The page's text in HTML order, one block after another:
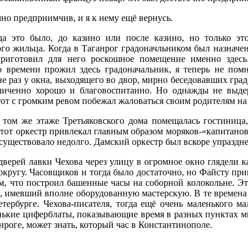
предприимчив, и я к нему ещё вернусь.
это было, до казино или после казино, но только
жильца. Когда в Таганрог градоначльником был
для него роскошное помещение именно
времени прожил здесь градоначальник, я теперь не
раз у окна, выходящего во двор, мирно беседовавших
хорошо и благовоспитанно. Но однажды не
с громким ревом побежал жаловаться своим родителям
же этаже Третьяковского дома помещалась
оркестр привлекал главным образом моряков-
недолго. Дамский оркестр был вскоре
лавки Чехова через улицу в огромное окно
Часовщиков и тогда было достаточно, но Файсту
что построил башенные часы на соборной колокольне.
имевший вполне оборудованную мастерскую. В те
Чехова-писателя, тогда ещё очень маленького
циферблаты, показывающие время в разных пунктах
может знать, который час в Константинополе.